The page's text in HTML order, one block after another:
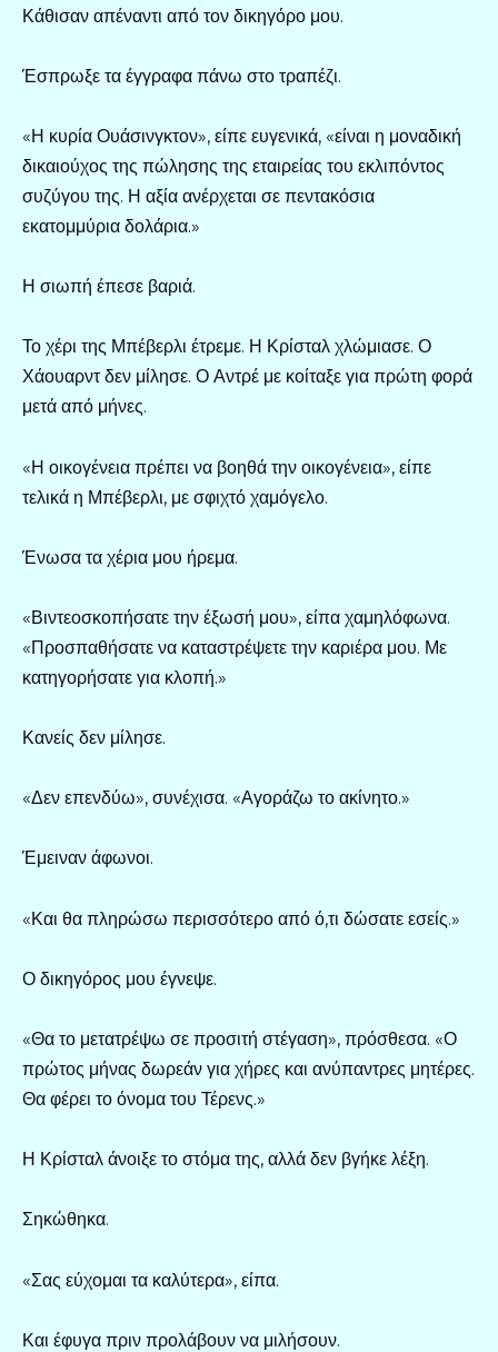
Κάθισαν απέναντι από τον δικηγόρο μου.
Έσπρωξε τα έγγραφα πάνω στο τραπέζι.
«Η κυρία Ουάσινγκτον», είπε ευγενικά, «είναι η μοναδική
δικαιούχος της πώλησης της εταιρείας του εκλιπόντος
συζύγου της. Η αξία ανέρχεται σε πεντακόσια
εκατομμύρια δολάρια.»
Η σιωπή έπεσε βαριά.
Το χέρι της Μπέβερλι έτρεμε. Η Κρίσταλ χλώμιασε. Ο
Χάουαρντ δεν μίλησε. Ο Αντρέ με κοίταξε για πρώτη φορά
μετά από μήνες.
«Η οικογένεια πρέπει να βοηθά την οικογένεια», είπε
τελικά η Μπέβερλι, με σφιχτό χαμόγελο.
Ένωσα τα χέρια μου ήρεμα.
«Βιντεοσκοπήσατε την έξωσή μου», είπα χαμηλόφωνα.
«Προσπαθήσατε να καταστρέψετε την καριέρα μου. Με
κατηγορήσατε για κλοπή.»
Κανείς δεν μίλησε.
«Δεν επενδύω», συνέχισα. «Αγοράζω το ακίνητο.»
Έμειναν άφωνοι.
«Και θα πληρώσω περισσότερο από ό,τι δώσατε εσείς.»
Ο δικηγόρος μου έγνεψε.
«Θα το μετατρέψω σε προσιτή στέγαση», πρόσθεσα. «Ο
πρώτος μήνας δωρεάν για χήρες και ανύπαντρες μητέρες.
Θα φέρει το όνομα του Τέρενς.»
Η Κρίσταλ άνοιξε το στόμα της, αλλά δεν βγήκε λέξη.
Σηκώθηκα.
«Σας εύχομαι τα καλύτερα», είπα.
Και έφυγα πριν προλάβουν να μιλήσουν.